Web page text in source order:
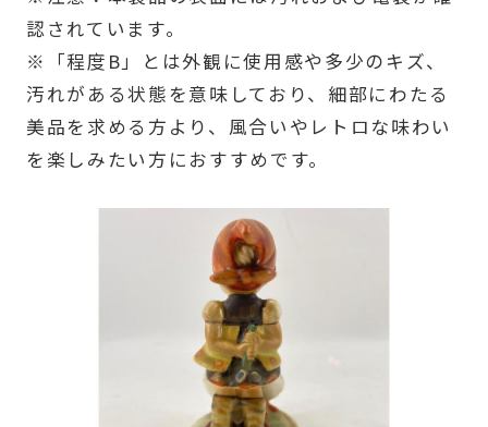
認されています。
※「程度B」とは外観に使用感や多少のキズ、
汚れがある状態を意味しており、細部にわたる
美品を求める方より、風合いやレトロな味わい
を楽しみたい方におすすめです。